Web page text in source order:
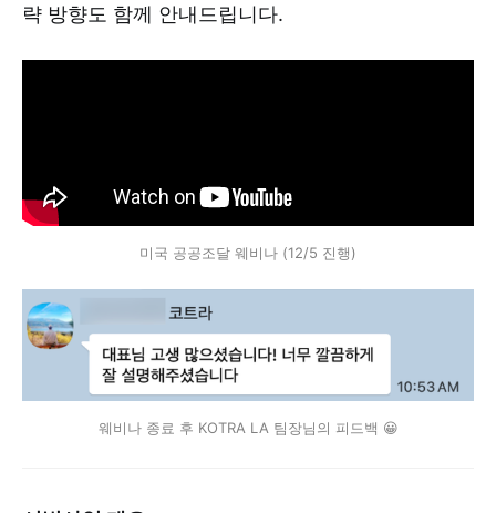
략 방향도 함께 안내드립니다.
미국 공공조달 웨비나 (12/5 진행)
웨비나 종료 후 KOTRA LA 팀장님의 피드백 😀